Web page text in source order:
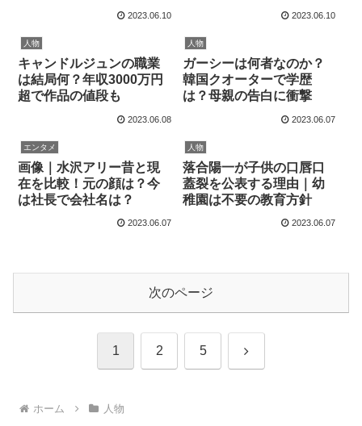
2023.06.10 2023.06.10
人物
キャンドルジュンの職業
は結局何？年収3000万円
超で作品の値段も
2023.06.08
人物
ガーシーは何者なのか？
韓国クオーターで学歴
は？母親の告白に衝撃
2023.06.07
エンタメ
画像｜水沢アリー昔と現
在を比較！元の顔は？今
は社長で会社名は？
2023.06.07
人物
落合陽一が子供の口唇口
蓋裂を公表する理由｜幼
稚園は不要の教育方針
2023.06.07
次のページ
1 2 5 次
ホーム 人物